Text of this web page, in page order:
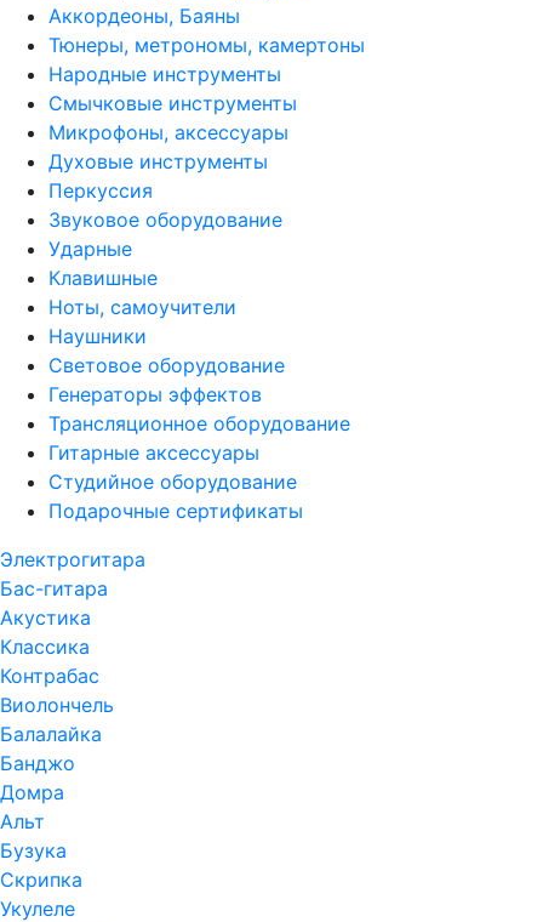
Аккордеоны, Баяны
Тюнеры, метрономы, камертоны
Народные инструменты
Смычковые инструменты
Микрофоны, аксессуары
Духовые инструменты
Перкуссия
Звуковое оборудование
Ударные
Клавишные
Ноты, самоучители
Наушники
Световое оборудование
Генераторы эффектов
Трансляционное оборудование
Гитарные аксессуары
Студийное оборудование
Подарочные сертификаты
Электрогитара
Бас-гитара
Акустика
Классика
Контрабас
Виолончель
Балалайка
Банджо
Домра
Альт
Бузука
Скрипка
Укулеле